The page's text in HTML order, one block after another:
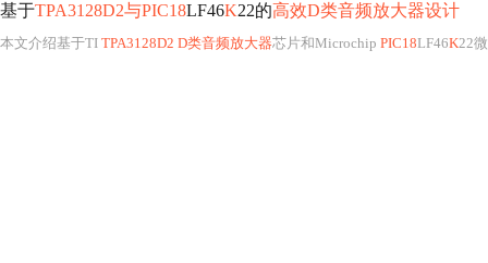
基于TPA3128D2与PIC18LF46K22的高效D类音频放大器设计
本文介绍基于TI TPA3128D2 D类音频放大器芯片和Microchip PIC18LF46K22